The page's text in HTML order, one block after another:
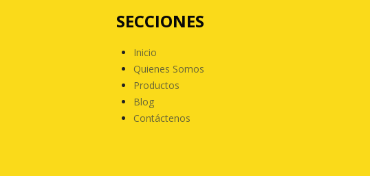
SECCIONES
Inicio
Quienes Somos
Productos
Blog
Contáctenos